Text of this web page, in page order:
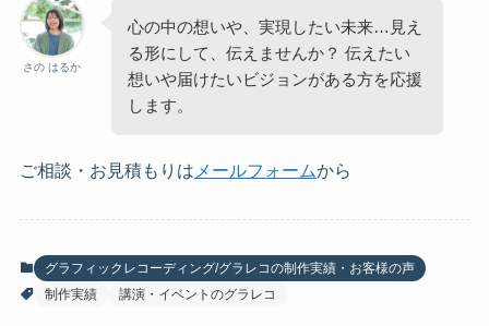
さの はるか
心の中の想いや、実現したい未来…見え
る形にして、伝えませんか？ 伝えたい
想いや届けたいビジョンがある方を応援
します。
ご相談・お見積もりは メールフォームから
グラフィックレコーディング/グラレコの制作実績・お客様の声
制作実績
講演・イベントのグラレコ